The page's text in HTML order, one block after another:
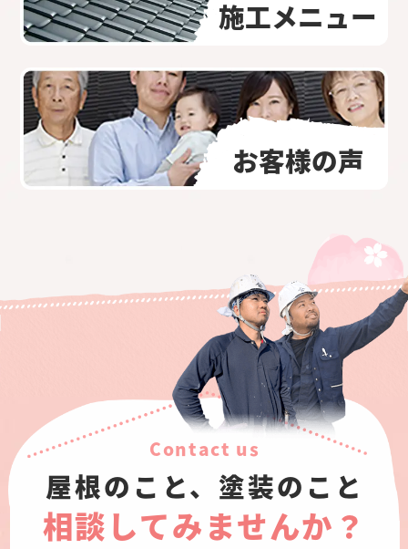
施工メニュー
お客様の声
Contact us
屋根のこと、塗装のこと
相談してみませんか？